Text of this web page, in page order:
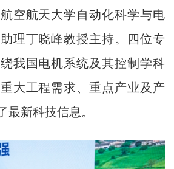
空航天大学自动化科学与电
理丁晓峰教授主持。四位专
我国电机系统及其控制学科
大工程需求、重点产业及产
最新科技信息。